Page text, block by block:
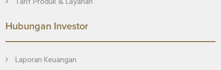
Hubungan Investor
Laporan Keuangan